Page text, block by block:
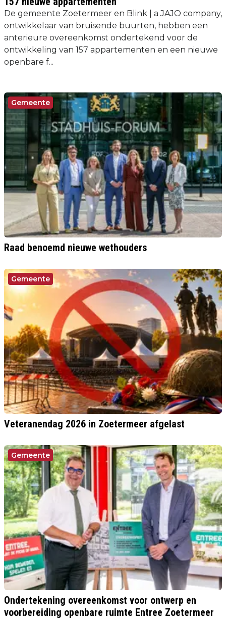
De gemeente Zoetermeer en Blink | a JAJO company,
ontwikkelaar van bruisende buurten, hebben een
anterieure overeenkomst ondertekend voor de
ontwikkeling van 157 appartementen en een nieuwe
openbare f...
Gemeente
Raad benoemd nieuwe wethouders
Gemeente
Veteranendag 2026 in Zoetermeer afgelast
Gemeente
Ondertekening overeenkomst voor ontwerp en
voorbereiding openbare ruimte Entree Zoetermeer